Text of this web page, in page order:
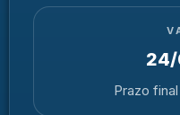
Prazo